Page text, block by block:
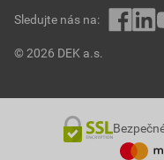
© 2026 DEK a.s.
Sledujte nás na: